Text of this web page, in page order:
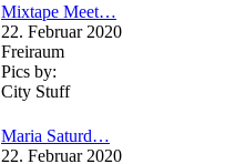
Mixtape Meet…
22. Februar 2020
Freiraum
Pics by:
City Stuff
Maria Saturd…
22. Februar 2020